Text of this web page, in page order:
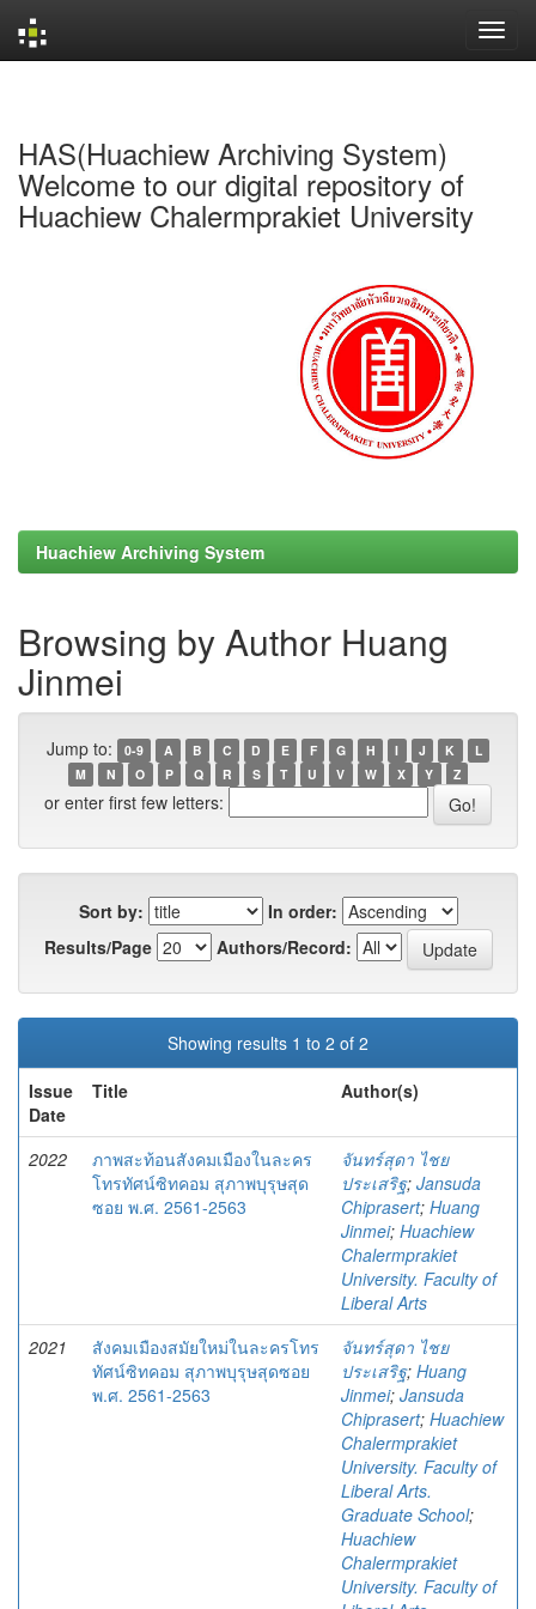
HAS(Huachiew Archiving System)
Welcome to our digital repository of
Huachiew Chalermprakiet University
Huachiew Archiving System
Browsing by Author Huang
Jinmei
Jump to: 0-9 A B C D E F G H I J K
L
M
N O P Q R S T U V W X Y Z
or enter first few letters:
Sort by:
In order:
Results/Page
Authors/Record:
Showing results 1 to 2 of 2
Issue
Date
Title Author(s)
2022
ภาพสะท้อนสังคมเมืองในละคร
โทรทัศน์ซิทคอม สุภาพบุรุษสุด
ซอย พ.ศ. 2561-2563
จันทร์สุดา ไชย
ประเสริฐ; Jansuda
Chiprasert; Huang
Jinmei; Huachiew
Chalermprakiet
University. Faculty of
Liberal Arts
2021
สังคมเมืองสมัยใหม่ในละครโทร
ทัศน์ซิทคอม สุภาพบุรุษสุดซอย
พ.ศ. 2561-2563
จันทร์สุดา ไชย
ประเสริฐ; Huang
Jinmei; Jansuda
Chiprasert; Huachiew
Chalermprakiet
University. Faculty of
Liberal Arts.
Graduate School;
Huachiew
Chalermprakiet
University. Faculty of